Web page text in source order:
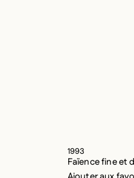
1993
Faïence fine et
Ajouter aux